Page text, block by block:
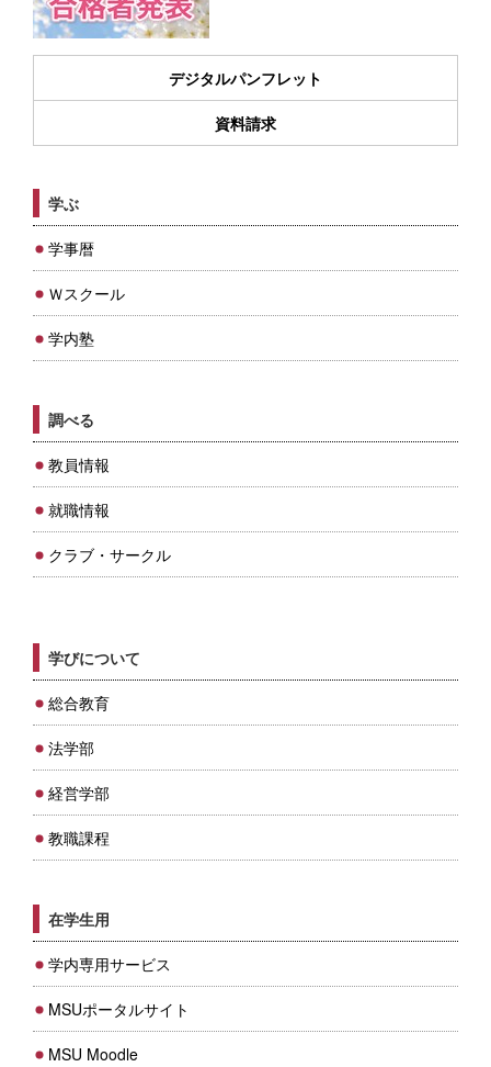
デジタルパンフレット
資料請求
学ぶ
学事暦
Ｗスクール
学内塾
調べる
教員情報
就職情報
クラブ・サークル
学びについて
総合教育
法学部
経営学部
教職課程
在学生用
学内専用サービス
MSUポータルサイト
MSU Moodle